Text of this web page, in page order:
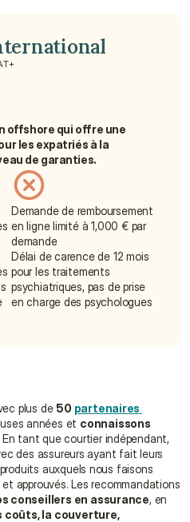
offshore qui offre une
les expatriés à la
de garanties.
Demande de remboursement
en ligne limité à 1,000 € par
demande
Délai de carence de 12 mois
pour les traitements
psychiatriques, pas de prise
en charge des psychologues
plus de 50 partenaires
années et connaissons
En tant que courtier indépendant,
des assureurs ayant fait leurs
auxquels nous faisons
approuvés. Les recommandations
conseillers en assurance, en
coûts, la couverture,